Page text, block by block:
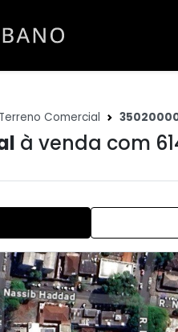
Terreno Comercial
à venda com